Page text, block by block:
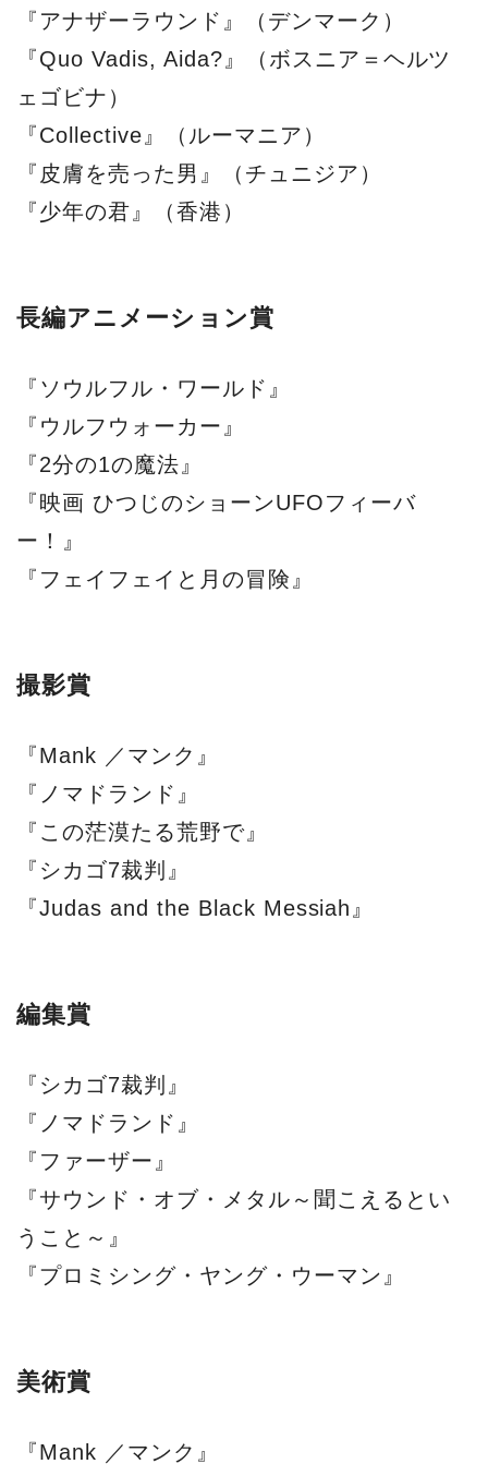
『アナザーラウンド』（デンマーク）
『Quo Vadis, Aida?』（ボスニア＝ヘルツ
ェゴビナ）
『Collective』（ルーマニア）
『皮膚を売った男』（チュニジア）
『少年の君』（香港）
長編アニメーション賞
『ソウルフル・ワールド』
『ウルフウォーカー』
『2分の1の魔法』
『映画 ひつじのショーンUFOフィーバ
ー！』
『フェイフェイと月の冒険』
撮影賞
『Mank ／マンク』
『ノマドランド』
『この茫漠たる荒野で』
『シカゴ7裁判』
『Judas and the Black Messiah』
編集賞
『シカゴ7裁判』
『ノマドランド』
『ファーザー』
『サウンド・オブ・メタル～聞こえるとい
うこと～』
『プロミシング・ヤング・ウーマン』
美術賞
『Mank ／マンク』